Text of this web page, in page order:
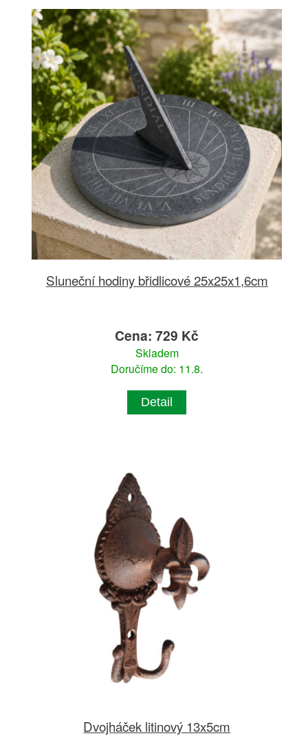
Sluneční hodiny břidlicové 25x25x1,6cm
Cena: 729 Kč
Skladem
Doručíme do: 11.8.
Detail
Dvojháček litinový 13x5cm